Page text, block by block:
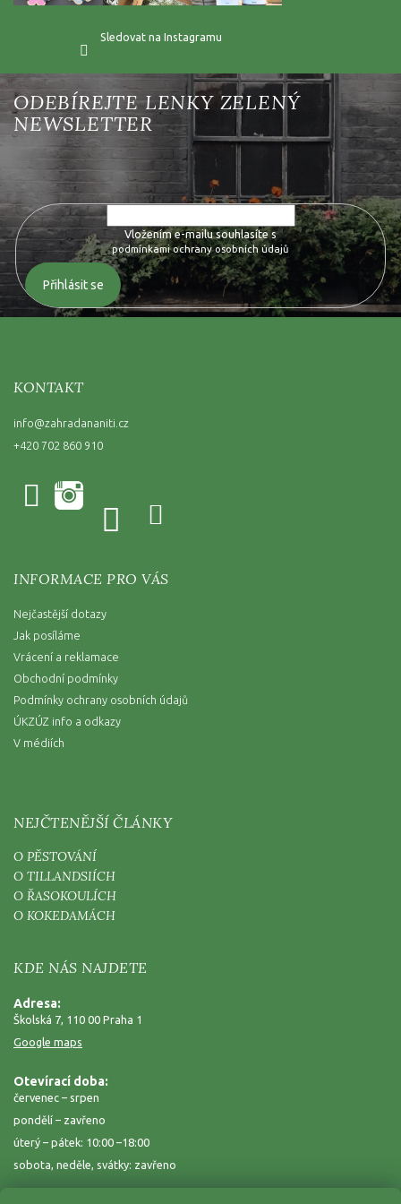
Sledovat na Instagramu
Vložte svůj e-mail a my vám budeme zasílat informace o nových
produktech na našem e-shopu.
Vložením e-mailu souhlasíte s
podmínkami ochrany osobních údajů
Přihlásit se
KONTAKT
info@zahradananiti.cz
+420 702 860 910
INFORMACE PRO VÁS
Nejčastější dotazy
Jak posíláme
Vrácení a reklamace
Obchodní podmínky
Podmínky ochrany osobních údajů
ÚKZÚZ info a odkazy
V médiích
NEJČTENĚJŠÍ ČLÁNKY
O PĚSTOVÁNÍ
O TILLANDSIÍCH
O ŘASOKOULÍCH
O KOKEDAMÁCH
KDE NÁS NAJDETE
Adresa:
Školská 7, 110 00 Praha 1
Google maps
Otevírací doba:
červenec – srpen
pondělí – zavřeno
úterý – pátek: 10:00 –18:00
sobota, neděle, svátky: zavřeno